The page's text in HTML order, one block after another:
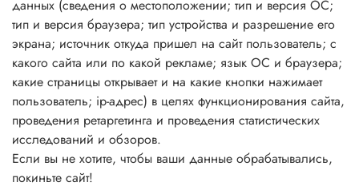
О магазине
Информация
Самара (ст.м. Победа)
данных (сведения о местоположении; тип и версия ОС;
тип и версия браузера; тип устройства и разрешение его
экрана; источник откуда пришел на сайт пользователь; с
какого сайта или по какой рекламе; язык ОС и браузера;
какие страницы открывает и на какие кнопки нажимает
пользователь; ip-адрес) в целях функционирования сайта,
проведения ретаргетинга и проведения статистических
исследований и обзоров.
Если вы не хотите, чтобы ваши данные обрабатывались,
покиньте сайт!